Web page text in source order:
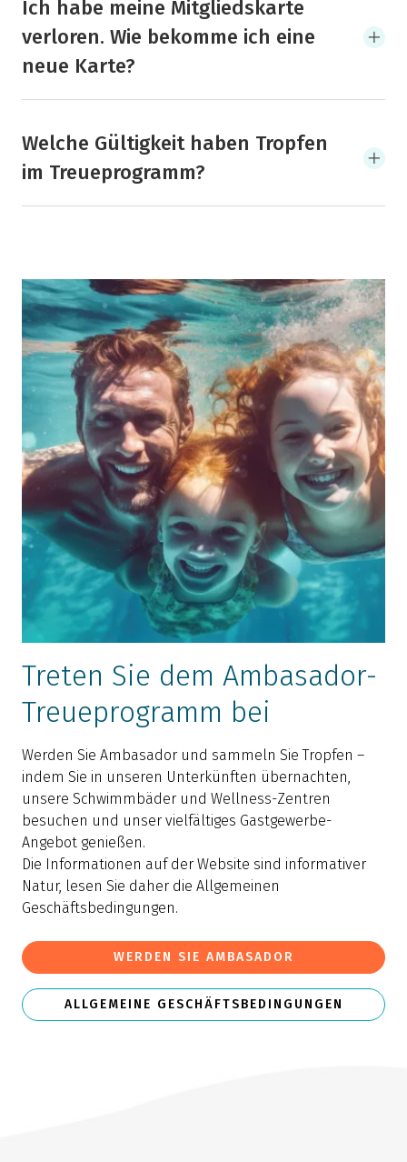
Ich habe meine Mitgliedskarte
verloren. Wie bekomme ich eine
neue Karte?
Welche Gültigkeit haben Tropfen
im Treueprogramm?
Treten Sie dem Ambasador-
Treueprogramm bei
Werden Sie Ambasador und sammeln Sie Tropfen –
indem Sie in unseren Unterkünften übernachten,
unsere Schwimmbäder und Wellness-Zentren
besuchen und unser vielfältiges Gastgewerbe-
Angebot genießen.
Die Informationen auf der Website sind informativer
Natur, lesen Sie daher die Allgemeinen
Geschäftsbedingungen.
WERDEN SIE AMBASADOR
ALLGEMEINE GESCHÄFTSBEDINGUNGEN